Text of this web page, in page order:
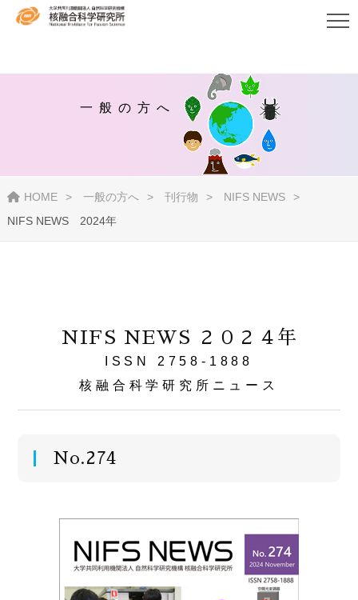
一般の方へ
HOME 一般の方へ 刊行物
NIFS NEWS
NIFS NEWS 2024年
NIFS NEWS ２０２４年
ISSN 2758-1888
核融合科学研究所ニュース
No.274